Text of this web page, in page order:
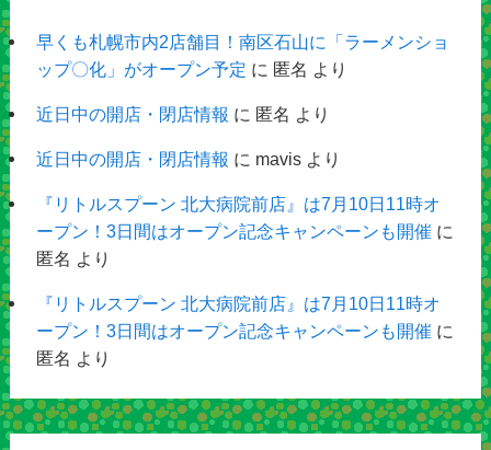
早くも札幌市内2店舗目！南区石山に「ラーメンショ
ップ〇化」がオープン予定 に 匿名 より
近日中の開店・閉店情報 に 匿名 より
近日中の開店・閉店情報 に mavisより
『リトルスプーン 北大病院前店』は7月10日11時オ
ープン！3日間はオープン記念キャンペーンも開催 に
匿名 より
『リトルスプーン 北大病院前店』は7月10日11時オ
ープン！3日間はオープン記念キャンペーンも開催 に
匿名 より